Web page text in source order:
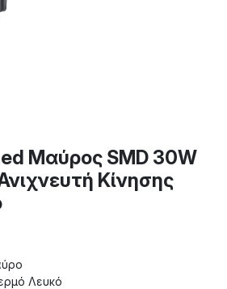
Μαύρος SMD 30W
Κίνησης
Λευκό